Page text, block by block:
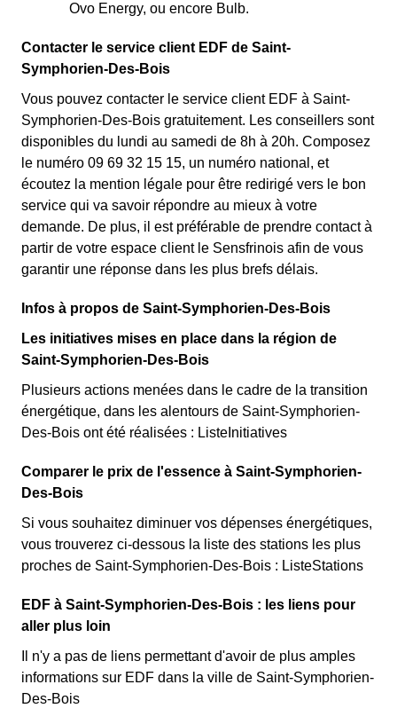
Ovo Energy, ou encore Bulb.
Contacter le service client EDF de Saint-
Symphorien-Des-Bois
Vous pouvez contacter le service client EDF à Saint-
Symphorien-Des-Bois gratuitement. Les conseillers sont
disponibles du lundi au samedi de 8h à 20h. Composez
le numéro 09 69 32 15 15, un numéro national, et
écoutez la mention légale pour être redirigé vers le bon
service qui va savoir répondre au mieux à votre
demande. De plus, il est préférable de prendre contact à
partir de votre espace client le Sensfrinois afin de vous
garantir une réponse dans les plus brefs délais.
Infos à propos de Saint-Symphorien-Des-Bois
Les initiatives mises en place dans la région de
Saint-Symphorien-Des-Bois
Plusieurs actions menées dans le cadre de la transition
énergétique, dans les alentours de Saint-Symphorien-
Des-Bois ont été réalisées : ListeInitiatives
Comparer le prix de l'essence à Saint-Symphorien-
Des-Bois
Si vous souhaitez diminuer vos dépenses énergétiques,
vous trouverez ci-dessous la liste des stations les plus
proches de Saint-Symphorien-Des-Bois : ListeStations
EDF à Saint-Symphorien-Des-Bois : les liens pour
aller plus loin
Il n'y a pas de liens permettant d'avoir de plus amples
informations sur EDF dans la ville de Saint-Symphorien-
Des-Bois